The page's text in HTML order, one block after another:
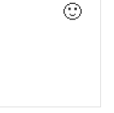
🙂